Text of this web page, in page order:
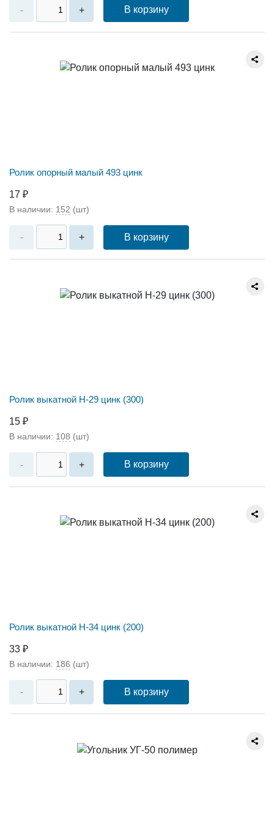
- + В корзину
Ролик опорный малый 493 цинк
17 ₽
В наличии: 152 (шт)
- + В корзину
Ролик выкатной Н-29 цинк (300)
15 ₽
В наличии: 108 (шт)
- + В корзину
Ролик выкатной Н-34 цинк (200)
33 ₽
В наличии: 186 (шт)
- + В корзину